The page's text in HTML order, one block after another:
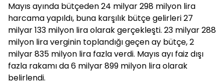
Mayıs ayında bütçeden 24 milyar 298 milyon lira
harcama yapıldı, buna karşılık bütçe gelirleri 27
milyar 133 milyon lira olarak gerçekleşti. 23 milyar 288
milyon lira verginin toplandığı geçen ay bütçe, 2
milyar 835 milyon lira fazla verdi. Mayıs ayı faiz dışı
fazla rakamı da 6 milyar 899 milyon lira olarak
belirlendi.